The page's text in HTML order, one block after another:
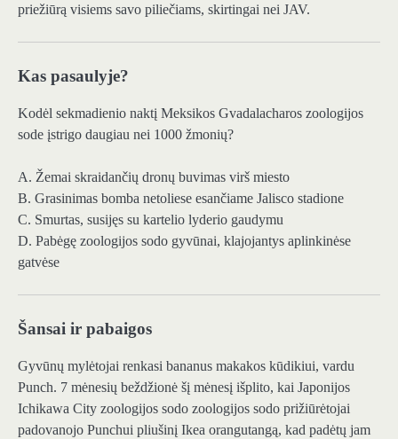
priežiūrą visiems savo piliečiams, skirtingai nei JAV.
Kas pasaulyje?
Kodėl sekmadienio naktį Meksikos Gvadalacharos zoologijos
sode įstrigo daugiau nei 1000 žmonių?
A. Žemai skraidančių dronų buvimas virš miesto
B. Grasinimas bomba netoliese esančiame Jalisco stadione
C. Smurtas, susijęs su kartelio lyderio gaudymu
D. Pabėgę zoologijos sodo gyvūnai, klajojantys aplinkinėse
gatvėse
Šansai ir pabaigos
Gyvūnų mylėtojai renkasi bananus makakos kūdikiui, vardu
Punch. 7 mėnesių beždžionė šį mėnesį išplito, kai Japonijos
Ichikawa City zoologijos sodo zoologijos sodo prižiūrėtojai
padovanojo Punchui pliušinį Ikea orangutangą, kad padėtų jam